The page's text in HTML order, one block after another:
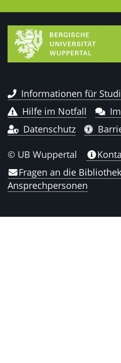
Informationen für
Hilfe im Notfall
Datenschutz
© UB Wuppertal
Fragen an die
Ansprechpersonen